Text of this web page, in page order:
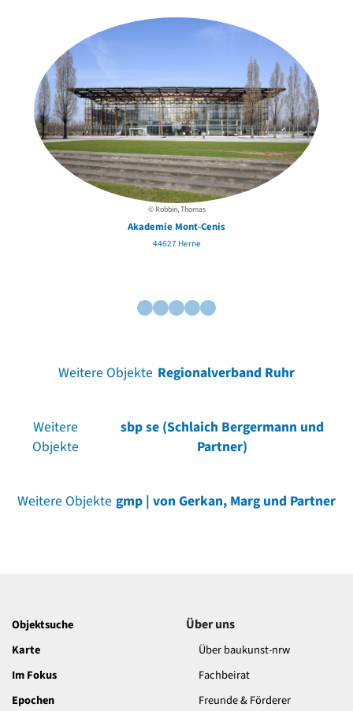
© Robbin, Thomas
Akademie Mont-Cenis
44627 Herne
Weitere Objekte Regionalverband Ruhr
Weitere
Objekte
sbp se (Schlaich Bergermann und
Partner)
Weitere Objekte gmp | von Gerkan, Marg und Partner
Objektsuche
Karte
Im Fokus
Epochen
Über uns
Über baukunst-nrw
Fachbeirat
Freunde & Förderer